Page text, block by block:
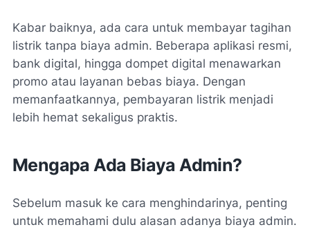
Kabar baiknya, ada cara untuk membayar tagihan
listrik tanpa biaya admin. Beberapa aplikasi resmi,
bank digital, hingga dompet digital menawarkan
promo atau layanan bebas biaya. Dengan
memanfaatkannya, pembayaran listrik menjadi
lebih hemat sekaligus praktis.
Mengapa Ada Biaya Admin?
Sebelum masuk ke cara menghindarinya, penting
untuk memahami dulu alasan adanya biaya admin.